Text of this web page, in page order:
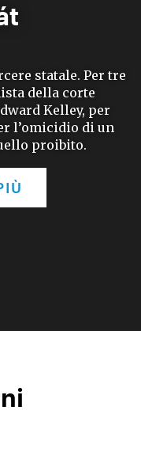
statale. Per tre
della corte
Kelley, per
l’omicidio di un
proibito.